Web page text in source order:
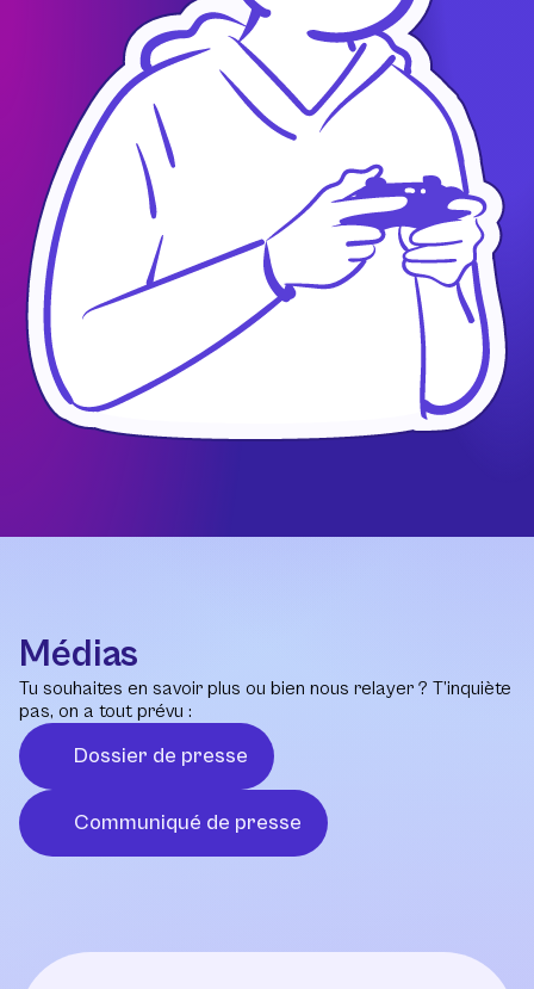
Médias
Tu souhaites en savoir plus ou bien nous relayer ? T’inquiète
pas, on a tout prévu :
Dossier de presse
Communiqué de presse